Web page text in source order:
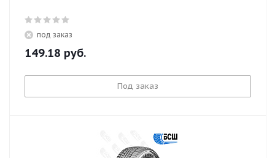
под заказ
149.18 руб.
Под заказ